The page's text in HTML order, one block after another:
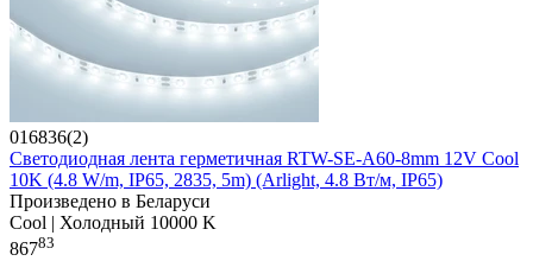
016836(2)
Светодиодная лента герметичная RTW-SE-A60-8mm 12V Cool
10K (4.8 W/m, IP65, 2835, 5m) (Arlight, 4.8 Вт/м, IP65)
Произведено в Беларуси
Cool | Холодный 10000 K
86783